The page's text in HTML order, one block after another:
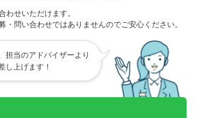
わせいただけます。
・問い合わせではありませんのでご安心ください。
担当のアドバイザーより
し上げます！